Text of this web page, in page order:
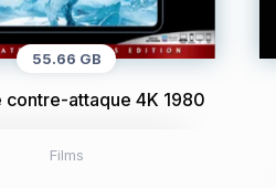
55.66 GB
contre-attaque 4K 1980
Films